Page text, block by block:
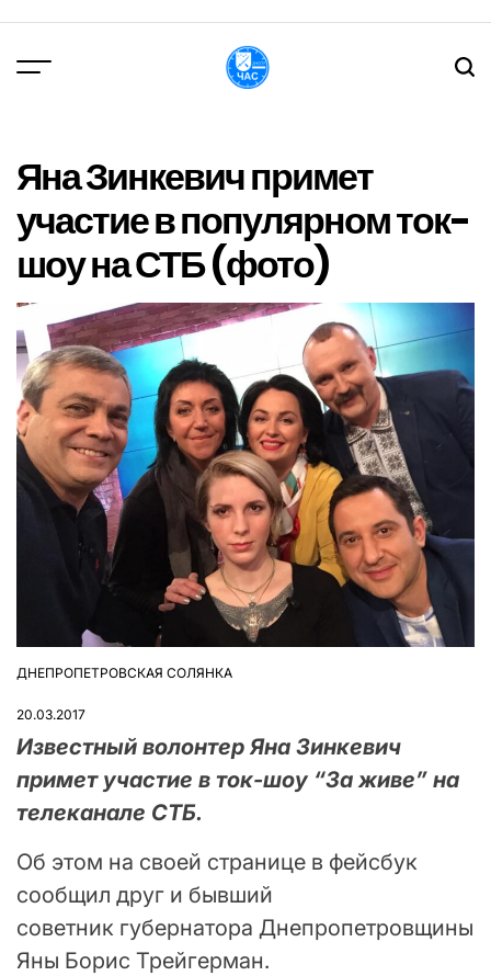
вмісту
Яна Зинкевич примет
участие в популярном ток-
шоу на СТБ (фото)
ОПУБЛІКУВАТИ
ДНЕПРОПЕТРОВСКАЯ СОЛЯНКА
20.03.2017
Известный волонтер Яна Зинкевич
примет участие в ток-шоу “За живе” на
телеканале СТБ.
Об этом на своей странице в фейсбук
сообщил друг и бывший
советник губернатора Днепропетровщины
Яны Борис Трейгерман.